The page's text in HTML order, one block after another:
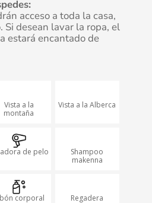
acceso a toda la casa,
Si desean lavar la ropa, el
estará encantado de
Vista a la
montaña
Vista a la Alberca
de pelo
Shampoo
makenna
corporal
Regadera